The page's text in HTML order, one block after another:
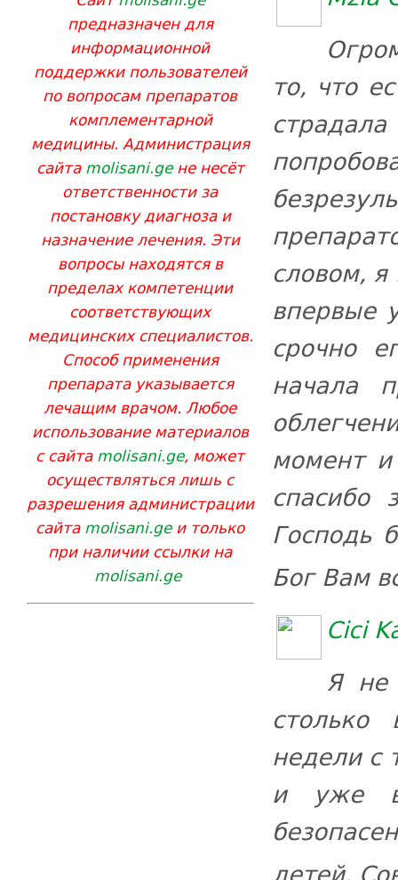
предназначен для
информационной
поддержки пользователей
по вопросам препаратов
комплементарной
медицины. Администрация
сайтаmolisani.geне несёт
ответственности за
постановку диагноза и
назначение лечения. Эти
вопросы находятся в
пределах компетенции
соответствующих
медицинских специалистов.
Способ применения
препарата указывается
лечащим врачом. Любое
использование материалов
с сайтаmolisani.ge, может
осуществляться лишь с
разрешения администрации
сайтаmolisani.geи только
при наличии ссылки на
molisani.ge
то, что
словом,
впервые
срочно
начала
момент
спасибо
Господь
Бог Вам
Cici
Я не
недели с
и уже